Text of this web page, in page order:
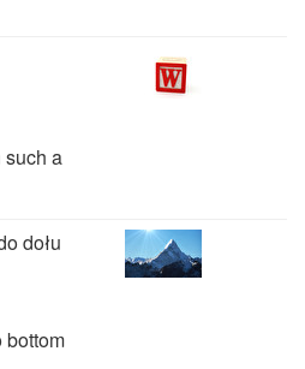
such a
dołu
bottom